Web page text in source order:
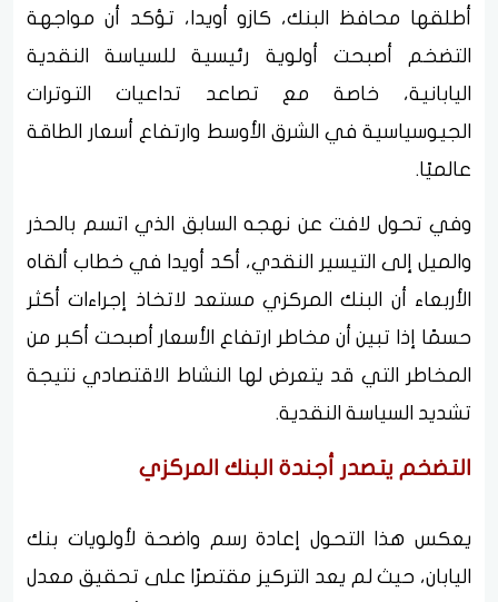
أطلقها محافظ البنك، كازو أويدا، تؤكد أن مواجهة
التضخم أصبحت أولوية رئيسية للسياسة النقدية
اليابانية، خاصة مع تصاعد تداعيات التوترات
الجيوسياسية في الشرق الأوسط وارتفاع أسعار الطاقة
عالميًا.
وفي تحول لافت عن نهجه السابق الذي اتسم بالحذر
والميل إلى التيسير النقدي، أكد أويدا في خطاب ألقاه
الأربعاء أن البنك المركزي مستعد لاتخاذ إجراءات أكثر
حسمًا إذا تبين أن مخاطر ارتفاع الأسعار أصبحت أكبر من
المخاطر التي قد يتعرض لها النشاط الاقتصادي نتيجة
تشديد السياسة النقدية.
التضخم يتصدر أجندة البنك المركزي
يعكس هذا التحول إعادة رسم واضحة لأولويات بنك
اليابان، حيث لم يعد التركيز مقتصرًا على تحقيق معدل